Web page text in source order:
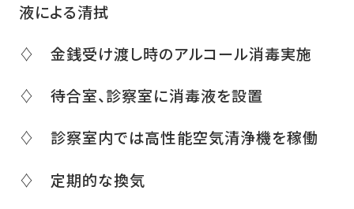
液による清拭
♢ 金銭受け渡し時のアルコール消毒実施
♢ 待合室、診察室に消毒液を設置
♢ 診察室内では高性能空気清浄機を稼働
♢ 定期的な換気